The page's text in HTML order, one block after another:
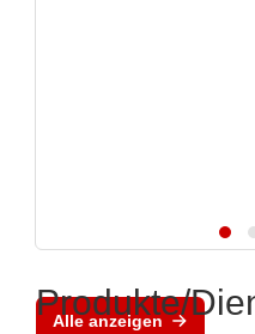
Alle anzeigen
Produkte/